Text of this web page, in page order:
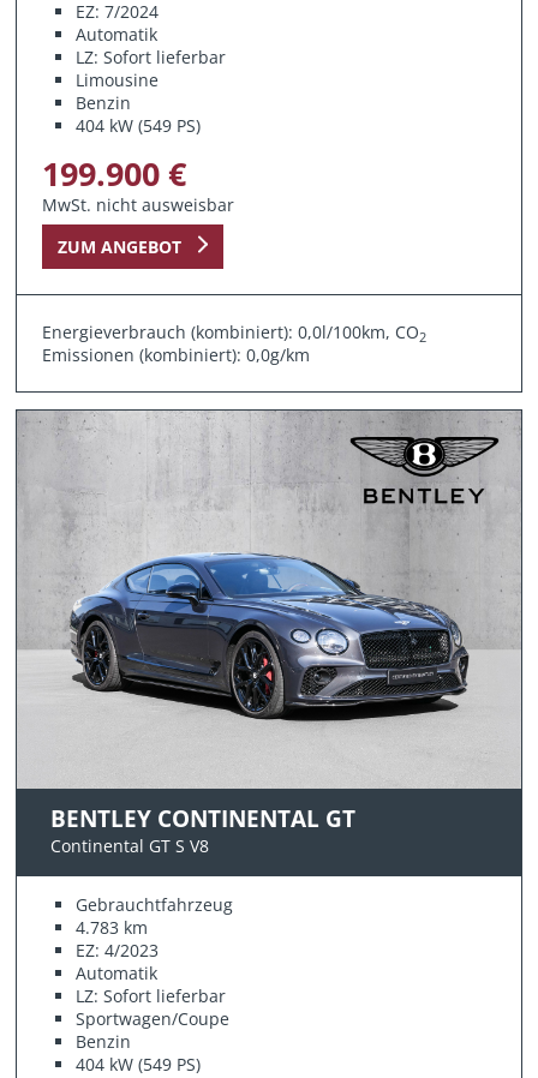
EZ: 7/2024
Automatik
LZ: Sofort lieferbar
Limousine
Benzin
404 kW (549 PS)
199.900 €
MwSt. nicht ausweisbar
ZUM ANGEBOT
Energieverbrauch (kombiniert): 0,0l/100km, CO2
Emissionen (kombiniert): 0,0g/km
BENTLEY CONTINENTAL GT
Continental GT S V8
Gebrauchtfahrzeug
4.783 km
EZ: 4/2023
Automatik
LZ: Sofort lieferbar
Sportwagen/Coupe
Benzin
404 kW (549 PS)